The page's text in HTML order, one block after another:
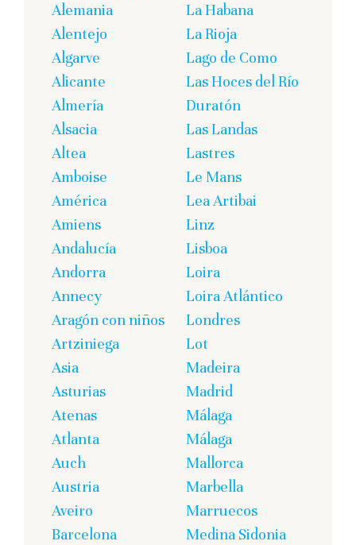
Alemania
Alentejo
Algarve
Alicante
Almería
Alsacia
Altea
Amboise
América
Amiens
Andalucía
Andorra
Annecy
Aragón con niños
Artziniega
Asia
Asturias
Atenas
Atlanta
Auch
Austria
Aveiro
Barcelona
La Habana
La Rioja
Lago de Como
Las Hoces del Río
Duratón
Las Landas
Lastres
Le Mans
Lea Artibai
Linz
Lisboa
Loira
Loira Atlántico
Londres
Lot
Madeira
Madrid
Málaga
Málaga
Mallorca
Marbella
Marruecos
Medina Sidonia